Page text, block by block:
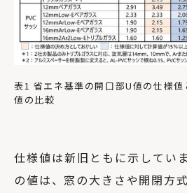
表1 省エネ基準の開口部U値の仕様値
値の比較
仕様値は新旧ともに示してい
の値は、窓の大きさや開閉方